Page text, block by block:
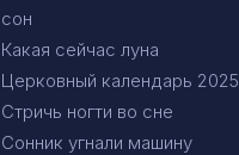
сон
Какая сейчас луна
Церковный календарь 2025
Стричь ногти во сне
Сонник угнали машину